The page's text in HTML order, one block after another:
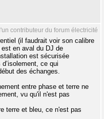
contributeur du forum électricité
(il faudrait voir son calibre
en aval du DJ de
est sécurisée
ce qui
des échanges.
entre phase et terre ne
vu qu'il n'est pas
terre et bleu, ce n'est pas